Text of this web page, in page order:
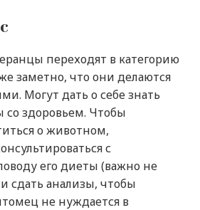
переходят в категорию
заметно, что они делаются
Могут дать о себе знать
здоровьем. Чтобы
о животном,
с
его диеты (важно не
сдать анализы, чтобы
не нуждается в